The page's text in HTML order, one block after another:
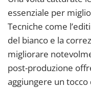
essenziale per
Tecniche come
del bianco e la
migliorare
post-produzione
aggiungere un tocco